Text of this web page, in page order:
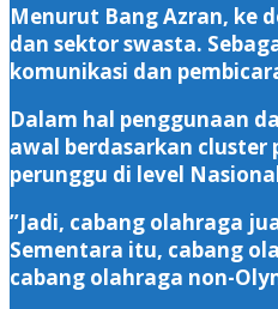
‎Menurut Bang Azran, ke
dan sektor swasta.
komunikasi dan
‎Dalam hal penggunaan
awal berdasarkan cluster
perunggu di level
‎”Jadi, cabang olahraga
Sementara itu, cabang
cabang olahraga non-